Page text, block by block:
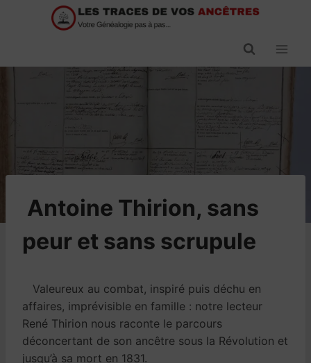
​Antoine Thirion, sans
peur et sans scrupule
Valeureux au combat, inspiré puis déchu en
affaires, imprévisible en famille : notre lecteur
René Thirion nous raconte le parcours
déconcertant de son ancêtre sous la Révolution et
jusqu’à sa mort en 1831.